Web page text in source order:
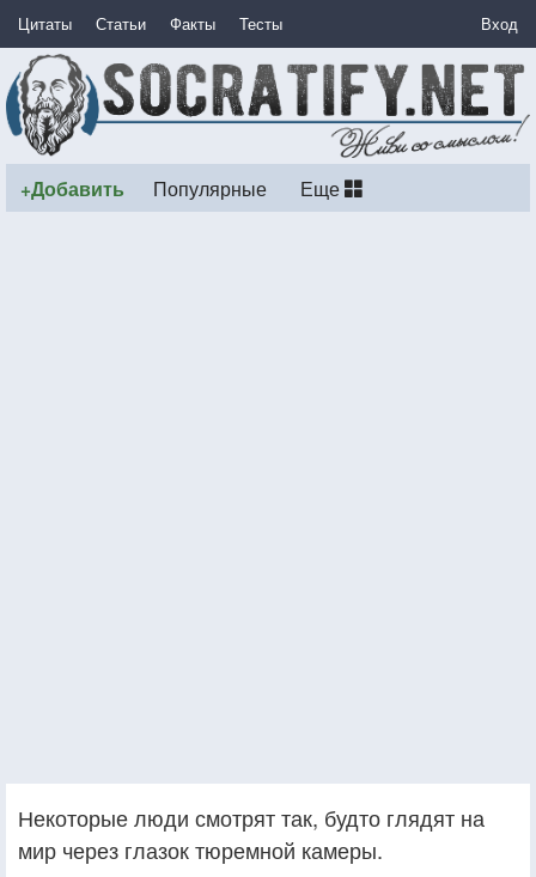
Цитаты Статьи Факты Тесты Вход
+Добавить Популярные Еще
Некоторые люди смотрят так, будто глядят на
мир через глазок тюремной камеры.